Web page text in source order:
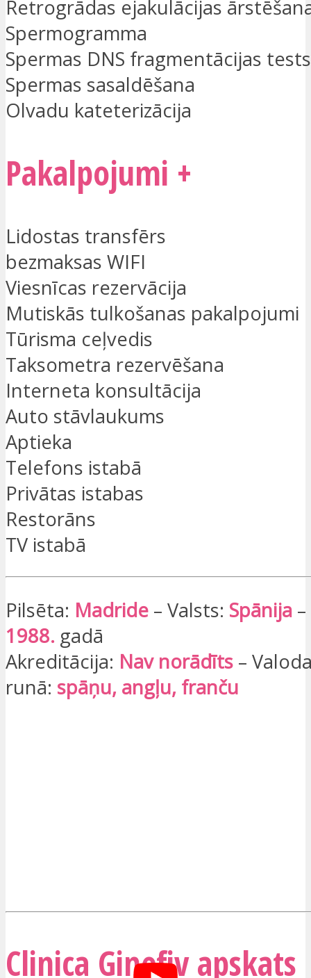
Retrogrādas ejakulācijas
Spermogramma
Spermas DNS fragmentācijas tests
Spermas sasaldēšana
Olvadu kateterizācija
Pakalpojumi +
Lidostas transfērs
bezmaksas WIFI
Viesnīcas rezervācija
Mutiskās tulkošanas pakalpojumi
Tūrisma ceļvedis
Taksometra rezervēšana
Interneta konsultācija
Auto stāvlaukums
Aptieka
Telefons istabā
Privātas istabas
Restorāns
TV istabā
Pilsēta: Madride – Valsts: Spānija
1988. gadā
Akreditācija: Nav norādīts –
runā: spāņu, angļu, franču
Clinica Ginefiv apskats